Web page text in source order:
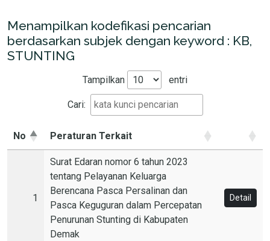
Menampilkan kodefikasi pencarian
berdasarkan subjek dengan keyword : KB,
STUNTING
Tampilkan entri
Cari:
No Peraturan Terkait
1
Surat Edaran nomor 6 tahun 2023
tentang Pelayanan Keluarga
Berencana Pasca Persalinan dan
Pasca Keguguran dalam Percepatan
Penurunan Stunting di Kabupaten
Demak
Detail